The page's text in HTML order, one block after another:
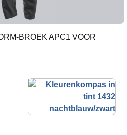
BROEK APC1 VOOR